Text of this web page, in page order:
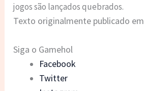
jogos são lançados quebrados.
Texto originalmente publicado em
Siga o Gamehol
Facebook
Twitter